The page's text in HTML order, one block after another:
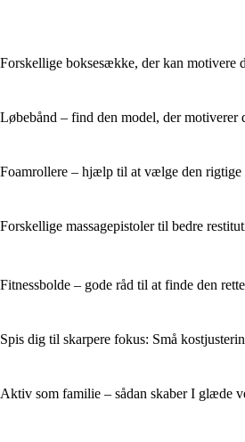
Forskellige boksesække, der kan motivere
Løbebånd – find den model, der motiverer
Foamrollere – hjælp til at vælge den rigtige
Forskellige massagepistoler til bedre
Fitnessbolde – gode råd til at finde den
Spis dig til skarpere fokus: Små
Aktiv som familie – sådan skaber I glæde